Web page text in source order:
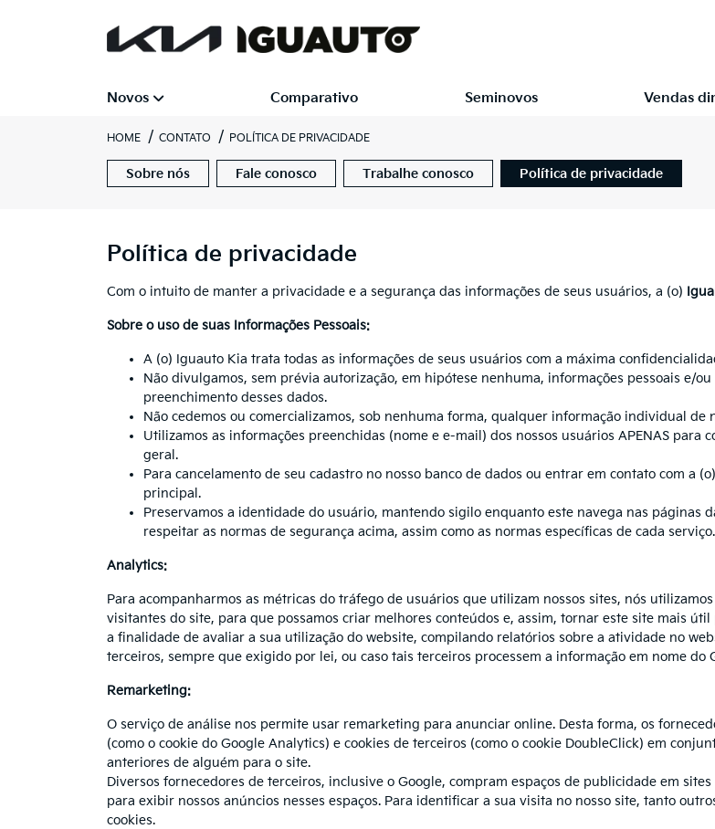
Novos Comparativo Seminovos Vendas
HOME CONTATO POLÍTICA DE PRIVACIDADE
Sobre nós Fale conosco Trabalhe conosco Política de privacidade
Política de privacidade
Com o intuito de manter a privacidade e a segurança das informações de seus usuários, a (o)
Sobre o uso de suas Informações Pessoais:
A (o) Iguauto Kia trata todas as informações de seus usuários com a máxima
Não divulgamos, sem prévia autorização, em hipótese nenhuma, informações pessoais e/
preenchimento desses dados.
Não cedemos ou comercializamos, sob nenhuma forma, qualquer informação individual de
Utilizamos as informações preenchidas (nome e e-mail) dos nossos usuários APENAS para
geral.
Para cancelamento de seu cadastro no nosso banco de dados ou entrar em contato com a
principal.
Preservamos a identidade do usuário, mantendo sigilo enquanto este navega nas páginas
respeitar as normas de segurança acima, assim como as normas específicas de cada serviço.
Analytics:
Para acompanharmos as métricas do tráfego de usuários que utilizam nossos sites, nós
visitantes do site, para que possamos criar melhores conteúdos e, assim, tornar este site mais
a finalidade de avaliar a sua utilização do website, compilando relatórios sobre a atividade no
terceiros, sempre que exigido por lei, ou caso tais terceiros processem a informação em nome do
Remarketing:
O serviço de análise nos permite usar remarketing para anunciar online. Desta forma, os
(como o cookie do Google Analytics) e cookies de terceiros (como o cookie DoubleClick) em
anteriores de alguém para o site.
Diversos fornecedores de terceiros, inclusive o Google, compram espaços de publicidade em
para exibir nossos anúncios nesses espaços. Para identificar a sua visita no nosso site, tanto
cookies.